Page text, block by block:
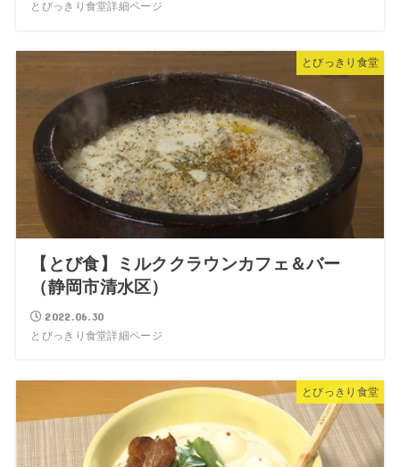
とびっきり食堂詳細ページ
とびっきり食堂
【とび食】ミルククラウンカフェ＆バー
（静岡市清水区）
2022.06.30
とびっきり食堂詳細ページ
とびっきり食堂